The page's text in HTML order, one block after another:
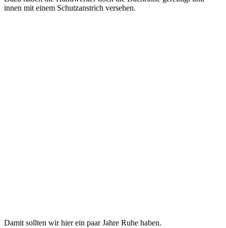
innen mit einem Schutzanstrich versehen.
Damit sollten wir hier ein paar Jahre Ruhe haben.